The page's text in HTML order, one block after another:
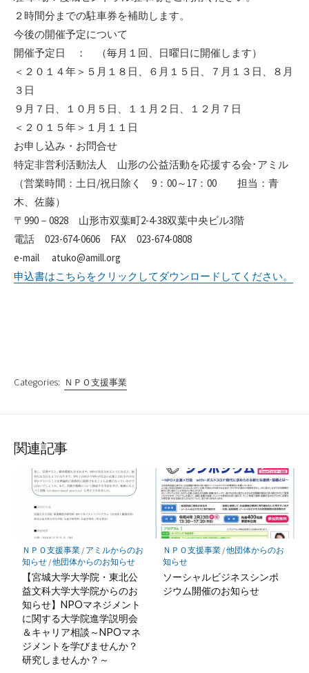
２時間分までの駐車券を補助します。
今後の開催予定について
開催予定日 ： （毎月１回、日曜日に開催します）
＜２０１４年＞５月１８日、６月１５日、７月１３日、８月
３日
９月７日、１０月５日、１１月２日、１２月７日
＜２０１５年＞１月１１日
お申し込み・お問合せ
特定非営利活動法人 山形の公益活動を応援する会･アミル
（営業時間：土日/祝日除く 9：00～17：00 担当：青
木、佐藤）
〒990－0828 山形市双葉町2-4-38双葉中央ビル3階
電話 023-674-0606 FAX 023-674-0808
e-mail atuko@amill.org
申込書はこちらをクリックしてダウンロードしてください。
Categories: ＮＰＯ支援事業
関連記事
ＮＰＯ支援事業/ アミルからのお
知らせ/他団体からのお知らせ
【宮城大学大学院・東北公
益文科大学大学院からのお
知らせ】NPOマネジメント
に関する大学院進学説明会
＆キャリア相談～NPOマネ
ジメントを学びませんか？
研究しませんか？～
ＮＰＯ支援事業/他団体からのお
知らせ
ソーシャルビジネスシンポ
ジウム開催のお知らせ